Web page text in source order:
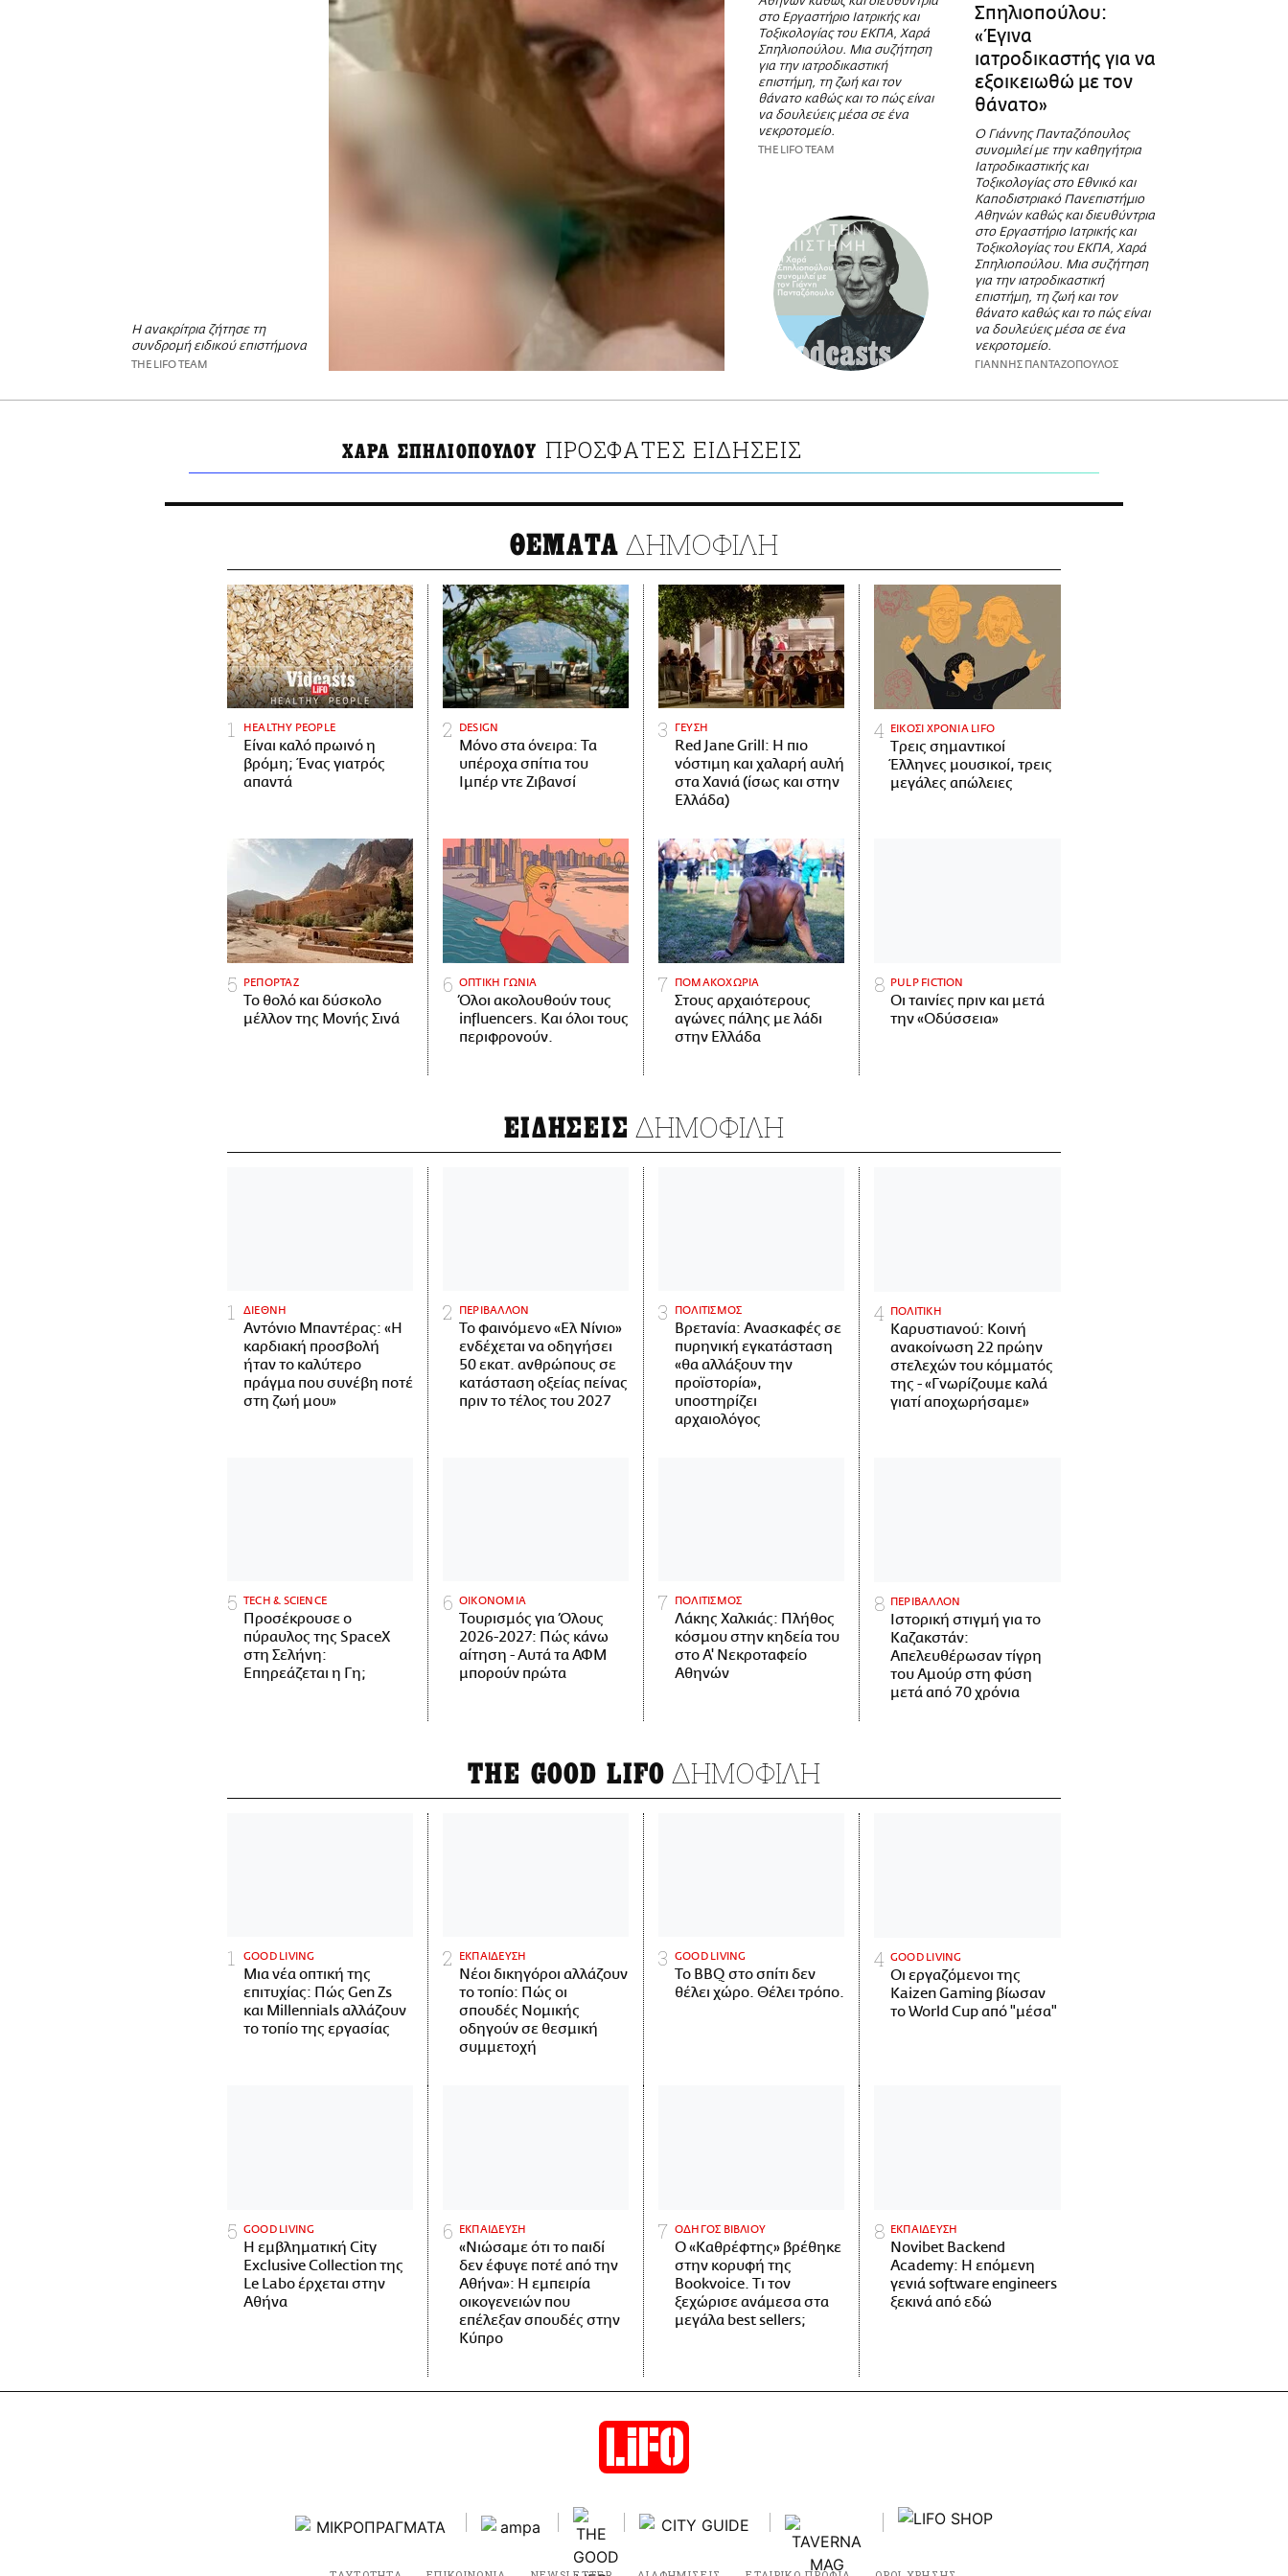
Η ανακρίτρια ζήτησε τη
συνδρομή ειδικού επιστήμονα
THE LIFO TEAM
στο Εργαστήριο Ιατρικής και
Τοξικολογίας του ΕΚΠΑ, Χαρά
Σπηλιοπούλου. Μια συζήτηση
για την ιατροδικαστική
επιστήμη, τη ζωή και τον
θάνατο καθώς και το πώς είναι
να δουλεύεις μέσα σε ένα
νεκροτομείο.
THE LIFO TEAM
Σπηλιοπούλου:
«Έγινα
ιατροδικαστής για να
εξοικειωθώ με τον
θάνατο»
Ο Γιάννης Πανταζόπουλος
συνομιλεί με την καθηγήτρια
Ιατροδικαστικής και
Τοξικολογίας στο Εθνικό και
Καποδιστριακό Πανεπιστήμιο
Αθηνών καθώς και διευθύντρια
στο Εργαστήριο Ιατρικής και
Τοξικολογίας του ΕΚΠΑ, Χαρά
Σπηλιοπούλου. Μια συζήτηση
για την ιατροδικαστική
επιστήμη, τη ζωή και τον
θάνατο καθώς και το πώς είναι
να δουλεύεις μέσα σε ένα
νεκροτομείο.
ΓΙΑΝΝΗΣ ΠΑΝΤΑΖΟΠΟΥΛΟΣ
ΧΑΡΑ ΣΠΗΛΙΟΠΟΥΛΟΥ ΠΡΟΣΦΑΤΕΣ ΕΙΔΗΣΕΙΣ
ΘΕΜΑΤΑ ΔΗΜΟΦΙΛΗ
HEALTHY PEOPLE
Είναι καλό πρωινό η
βρόμη; Ένας γιατρός
απαντά
DESIGN
Μόνο στα όνειρα: Τα
υπέροχα σπίτια του
Ιμπέρ ντε Ζιβανσί
ΓΕΥΣΗ
Red Jane Grill: Η πιο
νόστιμη και χαλαρή αυλή
στα Χανιά (ίσως και στην
Ελλάδα)
ΕΙΚΟΣΙ ΧΡΟΝΙΑ LIFO
Tρεις σημαντικοί
Έλληνες μουσικοί, τρεις
μεγάλες απώλειες
ΡΕΠΟΡΤΑΖ
Το θολό και δύσκολο
μέλλον της Μονής Σινά
ΟΠΤΙΚΗ ΓΩΝΙΑ
Όλοι ακολουθούν τους
influencers. Και όλοι τους
περιφρονούν.
ΠΟΜΑΚΟΧΩΡΙΑ
Στους αρχαιότερους
αγώνες πάλης με λάδι
στην Ελλάδα
PULP FICTION
Οι ταινίες πριν και μετά
την «Οδύσσεια»
ΕΙΔΗΣΕΙΣ ΔΗΜΟΦΙΛΗ
ΔΙΕΘΝΗ
Αντόνιο Μπαντέρας: «Η
καρδιακή προσβολή
ήταν το καλύτερο
πράγμα που συνέβη ποτέ
στη ζωή μου»
ΠΕΡΙΒΑΛΛΟΝ
Το φαινόμενο «Ελ Νίνιο»
ενδέχεται να οδηγήσει
50 εκατ. ανθρώπους σε
κατάσταση οξείας πείνας
πριν το τέλος του 2027
ΠΟΛΙΤΙΣΜΟΣ
Βρετανία: Ανασκαφές σε
πυρηνική εγκατάσταση
«θα αλλάξουν την
προϊστορία»,
υποστηρίζει
αρχαιολόγος
ΠΟΛΙΤΙΚΗ
Καρυστιανού: Κοινή
ανακοίνωση 22 πρώην
στελεχών του κόμματός
της - «Γνωρίζουμε καλά
γιατί αποχωρήσαμε»
ΤECH & SCIENCE
Προσέκρουσε ο
πύραυλος της SpaceX
στη Σελήνη:
Επηρεάζεται η Γη;
ΟΙΚΟΝΟΜΙΑ
Τουρισμός για Όλους
2026-2027: Πώς κάνω
αίτηση - Αυτά τα ΑΦΜ
μπορούν πρώτα
ΠΟΛΙΤΙΣΜΟΣ
Λάκης Χαλκιάς: Πλήθος
κόσμου στην κηδεία του
στο Α' Νεκροταφείο
Αθηνών
ΠΕΡΙΒΑΛΛΟΝ
Ιστορική στιγμή για το
Καζακστάν:
Απελευθέρωσαν τίγρη
του Αμούρ στη φύση
μετά από 70 χρόνια
THE GOOD LIFO ΔΗΜΟΦΙΛΗ
GOOD LIVING
Μια νέα οπτική της
επιτυχίας: Πώς Gen Zs
και Millennials αλλάζουν
το τοπίο της εργασίας
ΕΚΠΑΙΔΕΥΣΗ
Νέοι δικηγόροι αλλάζουν
το τοπίο: Πώς οι
σπουδές Νομικής
οδηγούν σε θεσμική
συμμετοχή
GOOD LIVING
Το BBQ στο σπίτι δεν
θέλει χώρο. Θέλει τρόπο.
GOOD LIVING
Οι εργαζόμενοι της
Kaizen Gaming βίωσαν
το World Cup από "μέσα"
GOOD LIVING
Η εμβληματική City
Exclusive Collection της
Le Labo έρχεται στην
Αθήνα
ΕΚΠΑΙΔΕΥΣΗ
«Νιώσαμε ότι το παιδί
δεν έφυγε ποτέ από την
Αθήνα»: Η εμπειρία
οικογενειών που
επέλεξαν σπουδές στην
Κύπρο
ΟΔΗΓΟΣ ΒΙΒΛΙΟΥ
Ο «Καθρέφτης» βρέθηκε
στην κορυφή της
Bookvoice. Τι τον
ξεχώρισε ανάμεσα στα
μεγάλα best sellers;
ΕΚΠΑΙΔΕΥΣΗ
Novibet Backend
Academy: Η επόμενη
γενιά software engineers
ξεκινά από εδώ